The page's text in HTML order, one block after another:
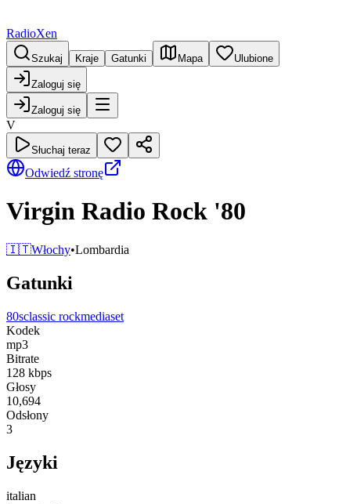
RadioXen
Szukaj Kraje Gatunki Mapa Ulubione
Zaloguj się
Zaloguj się
V
Słuchaj teraz
Odwiedź stronę
Virgin Radio Rock '80
🇮🇹Włochy•Lombardia
Gatunki
80sclassic rockmediaset
Kodek
mp3
Bitrate
128 kbps
Głosy
10,694
Odsłony
3
Języki
italian